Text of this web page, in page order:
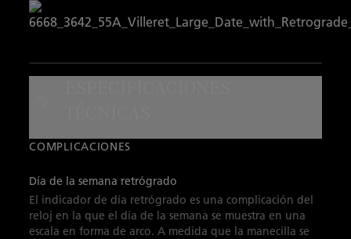
COMPLICACIONES
Día de la semana retrógrado
El indicador de día retrógrado es una complicación del
reloj en la que el día de la semana se muestra en una
escala en forma de arco. A medida que la manecilla se